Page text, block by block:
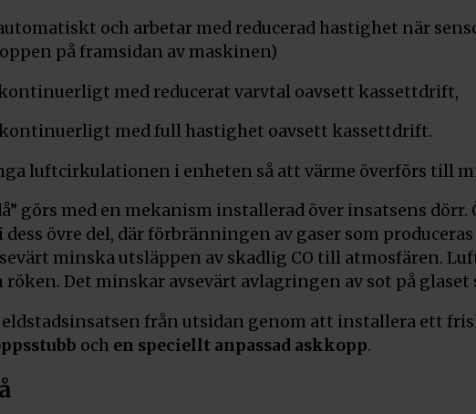
och arbetar med reducerad hastighet när
på framsidan av maskinen)
med reducerat varvtal oavsett kassettdrift,
med full hastighet oavsett kassettdrift.
luftcirkulationen i enheten så att värme överförs till
görs med en mekanism installerad över insatsens
övre del, där förbränningen av gaser som
minska utsläppen av skadlig CO till atmosfären.
Det minskar avsevärt avlagringen av sot på
från utsidan genom att installera ett
och en speciellt anpassad askkopp.